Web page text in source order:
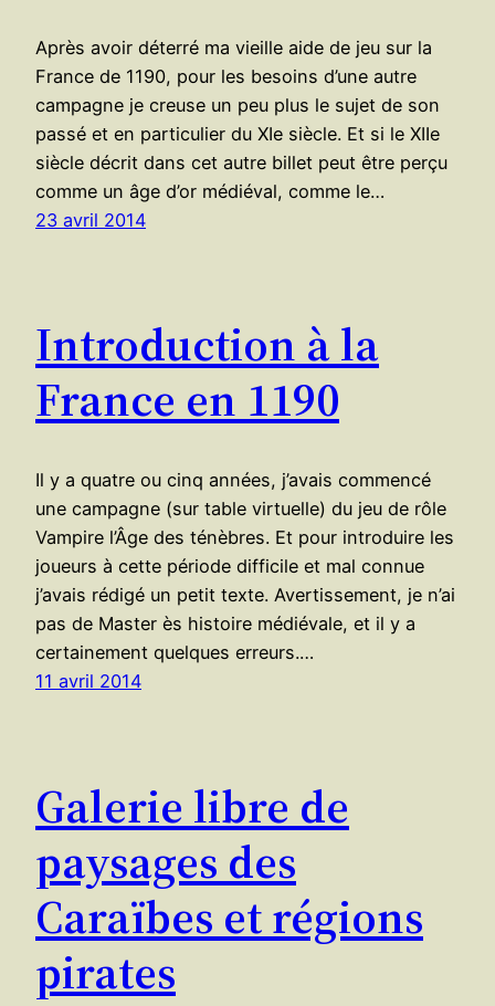
Après avoir déterré ma vieille aide de jeu sur la
France de 1190, pour les besoins d’une autre
campagne je creuse un peu plus le sujet de son
passé et en particulier du XIe siècle. Et si le XIIe
siècle décrit dans cet autre billet peut être perçu
comme un âge d’or médiéval, comme le…
23 avril 2014
Introduction à la
France en 1190
Il y a quatre ou cinq années, j’avais commencé
une campagne (sur table virtuelle) du jeu de rôle
Vampire l’Âge des ténèbres. Et pour introduire les
joueurs à cette période difficile et mal connue
j’avais rédigé un petit texte. Avertissement, je n’ai
pas de Master ès histoire médiévale, et il y a
certainement quelques erreurs.…
11 avril 2014
Galerie libre de
paysages des
Caraïbes et régions
pirates